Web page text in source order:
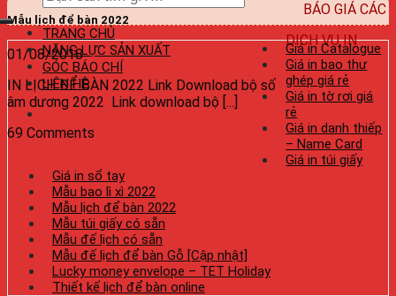
TRANG CHỦ
NĂNG LỰC SẢN XUẤT
GÓC BÁO CHÍ
LIÊN HỆ
Mẫu lịch để bàn 2022
01/08/2018
IN LỊCH ĐỂ BÀN 2022 Link Download bộ số
âm dương 2022 Link download bộ [...]
69 Comments
BÁO GIÁ CÁC
DỊCH VỤ IN
Giá in Catalogue
Giá in bao thư
ghép giá rẻ
Giá in tờ rơi giá
rẻ
Giá in danh thiếp
– Name Card
Giá in túi giấy
Giá in sổ tay
Mẫu bao lì xì 2022
Mẫu lịch để bàn 2022
Mẫu túi giấy có sẵn
Mẫu đế lịch có sẵn
Mẫu đế lịch để bàn Gỗ [Cập nhật]
Lucky money envelope – TET Holiday
Thiết kế lịch để bàn online